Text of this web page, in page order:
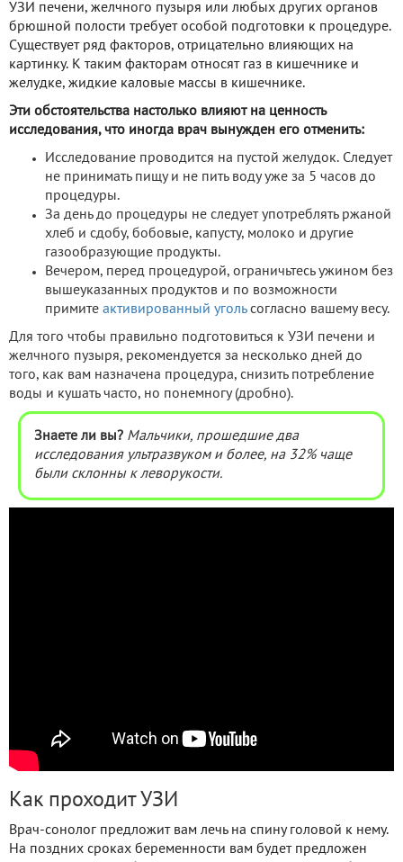
УЗИ печени, желчного пузыря или любых других органов
брюшной полости требует особой подготовки к процедуре.
Существует ряд факторов, отрицательно влияющих на
картинку. К таким факторам относят газ в кишечнике и
желудке, жидкие каловые массы в кишечнике.
Эти обстоятельства настолько влияют на ценность
исследования, что иногда врач вынужден его отменить:
Исследование проводится на пустой желудок. Следует
не принимать пищу и не пить воду уже за 5 часов до
процедуры.
За день до процедуры не следует употреблять ржаной
хлеб и сдобу, бобовые, капусту, молоко и другие
газообразующие продукты.
Вечером, перед процедурой, ограничьтесь ужином без
вышеуказанных продуктов и по возможности
примите активированный угольсогласно вашему весу.
Для того чтобы правильно подготовиться к УЗИ печени и
желчного пузыря, рекомендуется за несколько дней до
того, как вам назначена процедура, снизить потребление
воды и кушать часто, но понемногу (дробно).
Знаете ли вы? Мальчики, прошедшие два
исследования ультразвуком и более, на 32% чаще
были склонны к леворукости.
Как проходит УЗИ
Врач-сонолог предложит вам лечь на спину головой к нему.
На поздних сроках беременности вам будет предложен